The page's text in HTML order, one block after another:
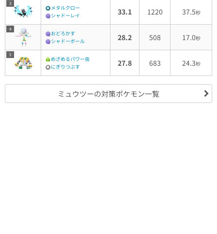
3
メタルクロー
シャドーレイ
33.1 1220 37.5秒
4
おどろかす
シャドーボール
28.2 508 17.0秒
5
めざめるパワー虫
にぎりつぶす
27.8 683 24.3秒
ミュウツーの対策ポケモン一覧